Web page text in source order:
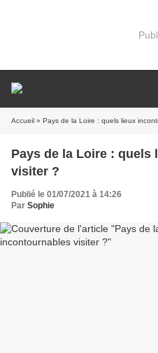
Accueil » Pays de la Loire : quels lieux
Pays de la Loire :
visiter ?
Publié le 01/07/2021 à 14:26
Par Sophie